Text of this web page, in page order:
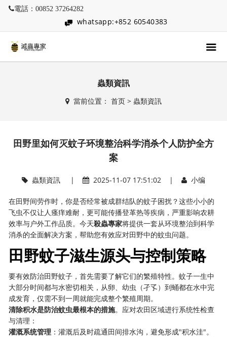
電話：00852 37264282
whatsapp:+852 60540383
蟲類資訊
當前位置： 首页> 蟲類資訊
田野里如何灭蚊子环境整治科学消杀个人防护全方
案
蟲類資訊| 2025-11-07 17:51:02 | 小编
在田野间劳作时，你是否经常被成群结队的蚊子困扰？这些小小的
飞虫不仅让人瘙痒难耐，更可能传播登革热等疾病，严重影响农耕
效率与户外工作品质。今天殺蟲專家将提供一套从环境整治到科学
消杀的全面解决方案，帮助您有效应对田野中的蚊虫问题。
田野蚊子滋生源头与控制策略
要有效防治田野蚊子，首先需要了解它们的繁殖特性。蚊子一生中
大部分时间都与水密切相关，从卵、幼虫（孑孓）到蛹都在水中完
成发育，仅需不到一周就能完成整个繁殖周期。
清除积水是防治蚊虫最根本的措施。应对农田区域进行系统性检查
与清理：
灌溉系统管理 ：灌溉后及时疏通田间排水沟，避免形成"积水洼"。